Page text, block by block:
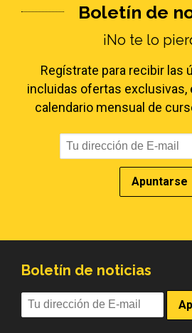
Boletín de
¡No te lo
Regístrate para recibir las
incluidas ofertas exclusivas,
calendario mensual de
Boletín de noticias